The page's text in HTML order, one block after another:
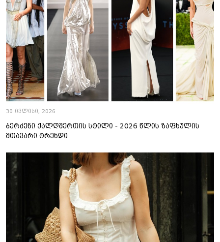
30 ივლისი, 2026
ბერძენი ქალღმერთის სტილი - 2026 წლის ზაფხულის
მთავარი ტრენდი